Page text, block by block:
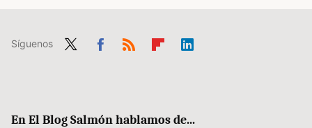
Síguenos
En El Blog Salmón hablamos de...